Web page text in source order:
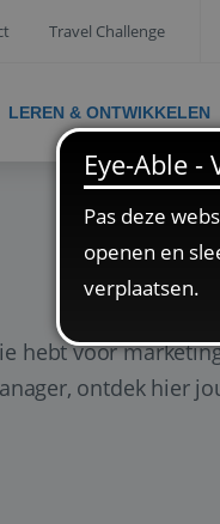
Travel Challenge
LEREN & ONTWIKKELEN
hebt voor
ontdek hier